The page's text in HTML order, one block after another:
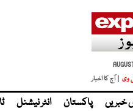
وی | آج کا اخبار
پاکستان انٹر نیشنل